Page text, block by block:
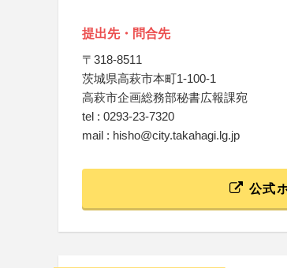
提出先・問合先
〒318-8511
茨城県高萩市本町1-100-1
高萩市企画総務部秘書広報課宛
tel : 0293-23-7320
mail : hisho@city.takahagi.lg.jp
公式